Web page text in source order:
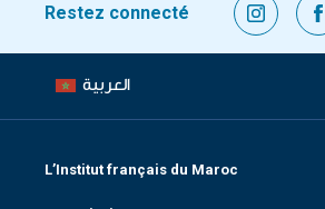
Restez connecté
العربية
L’Institut français du Maroc